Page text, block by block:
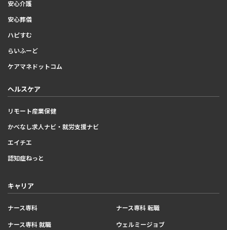
安心介護
安心葬儀
ハピすむ
らいふーど
ケアマネドットコム
ヘルスケア
リモート産業保健
かべなし求人ナビ・就労支援ナビ
エイチエ
認知症ねっと
キャリア
ナース専科
ナース専科 転職
ナース専科 就職
ウェルミージョブ